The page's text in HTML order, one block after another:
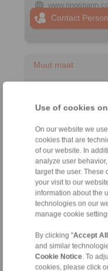
Use of cookies
On our website we
cookies that are
of our website. In
analyze user
target the user. These
your visit to our
information about the
technologies on our
manage cookie
By clicking "Accept All
and similar
Cookie Notice . To
cookies, please click
Contact
Muut maat
Address
+49 6172 275-0